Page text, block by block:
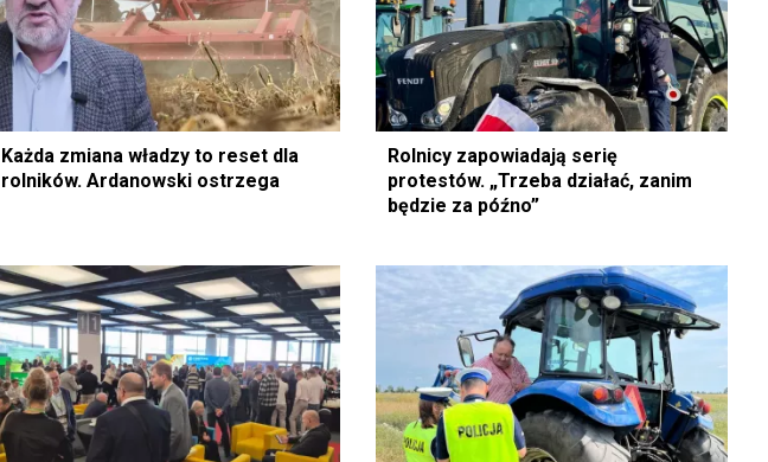
Każda zmiana władzy to reset dla
rolników. Ardanowski ostrzega
Rolnicy zapowiadają serię
protestów. „Trzeba działać, zanim
będzie za późno”